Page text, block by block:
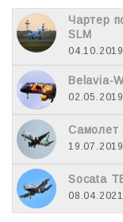
Чартер
SLM
04.10.2019
Belavia-
02.05.2019
Самолет
19.07.2019
Socata
08.04.2021